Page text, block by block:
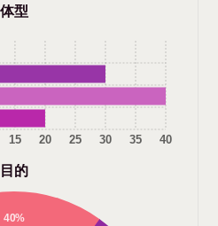
体型
15 20 25 30 35 40
目的
40%